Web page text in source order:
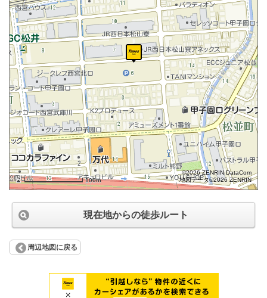
100m
©2026 ZENRIN DataCom
地図データ©2026 ZENRIN
現在地からの徒歩ルート
周辺地図に戻る